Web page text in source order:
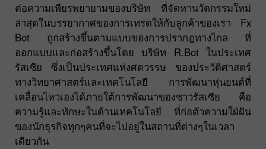
ต่อความเพียรพยายามของบริษัท ที่จัดหานวัตกรรมใหม่
ล่าสุดในบรรยากาศของการเทรดให้กับลูกค้าของเรา Fx
Bot ถูกสร้างขึ้นตามแบบของการปรากฎทางไกล ที่
ออกแบบและก่อสร้างขึ้นโดย บริษัท R.Bot ในประเทศ
รัสเซีย ซึ่งเป็นประเทศแห่งศตวรรษ ของประวัติศาสตร์
ทางวิทยาศาสตร์และเทคโนโลยี การพัฒนาหุ่นยนต์ที่
เคลื่อนไหวเองได้ภายใต้การพัฒนาของชาวรัสเซีย คือ
ความรู้และทักษะในด้านเทคโนโลยี ที่ก่อตัวความใฝ่ฝัน
ของนักธุรกิจทุกๆคนที่จะไปอยู่ในสถานที่ต่างๆในเวลา
เดียวกัน